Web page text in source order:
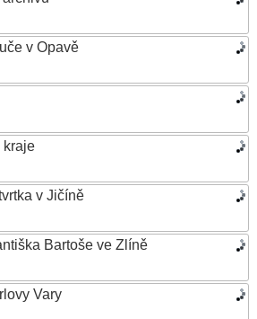
v Opavě
kraje
v Jičíně
Bartoše ve Zlíně
Vary